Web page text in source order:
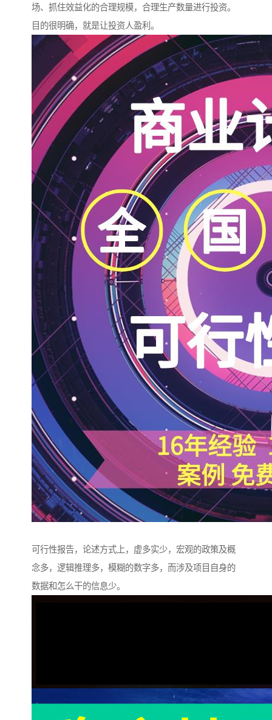
场、抓住效益化的合理规模，合理生产数量进行投资。
目的很明确，就是让投资人盈利。
可行性报告，论述方式上，虚多实少，宏观的政策及概
念多，逻辑推理多，模糊的数字多，而涉及项目自身的
数据和怎么干的信息少。